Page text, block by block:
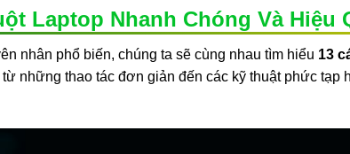
Laptop Nhanh Chóng Và Hiệu
nhân phổ biến, chúng ta sẽ cùng nhau tìm hiểu 13
những thao tác đơn giản đến các kỹ thuật phức tạp